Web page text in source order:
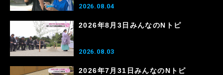
2026.08.04
2026年8月3日みんなのNトピ
2026.08.03
2026年7月31日みんなのNトピ